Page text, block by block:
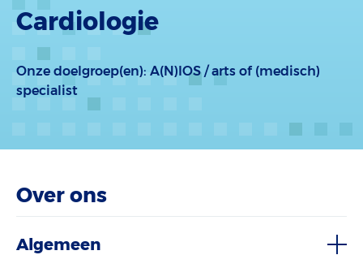
Cardiologie
Onze doelgroep(en): A(N)IOS / arts of (medisch)
specialist
Over ons
Algemeen